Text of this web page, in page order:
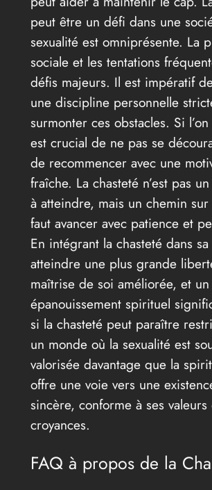
peut être un défi dans une
sexualité est omniprésente. La
sociale et les tentations
défis majeurs. Il est impératif
une discipline personnelle
surmonter ces obstacles. Si
est crucial de ne pas se
de recommencer avec une
fraîche. La chasteté n’est pas
à atteindre, mais un chemin
faut avancer avec patience et
En intégrant la chasteté dans
atteindre une plus grande
maîtrise de soi améliorée, et un
épanouissement spirituel
si la chasteté peut paraître
un monde où la sexualité est
valorisée davantage que la
offre une voie vers une
sincère, conforme à ses valeurs
croyances.
FAQ à propos de la